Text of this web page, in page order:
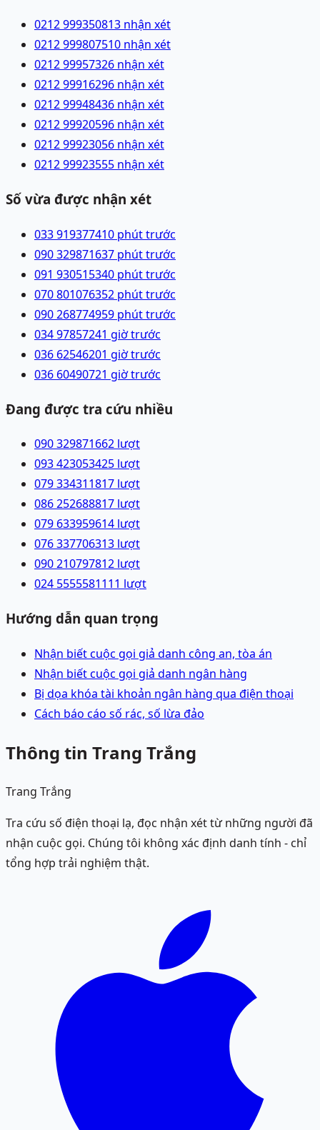
0212 999350813 nhận xét
0212 999807510 nhận xét
0212 99957326 nhận xét
0212 99916296 nhận xét
0212 99948436 nhận xét
0212 99920596 nhận xét
0212 99923056 nhận xét
0212 99923555 nhận xét
Số vừa được nhận xét
033 919377410 phút trước
090 329871637 phút trước
091 930515340 phút trước
070 801076352 phút trước
090 268774959 phút trước
034 97857241 giờ trước
036 62546201 giờ trước
036 60490721 giờ trước
Đang được tra cứu nhiều
090 329871662 lượt
093 423053425 lượt
079 334311817 lượt
086 252688817 lượt
079 633959614 lượt
076 337706313 lượt
090 210797812 lượt
024 5555581111 lượt
Hướng dẫn quan trọng
Nhận biết cuộc gọi giả danh công an, tòa án
Nhận biết cuộc gọi giả danh ngân hàng
Bị dọa khóa tài khoản ngân hàng qua điện thoại
Cách báo cáo số rác, số lừa đảo
Thông tin Trang Trắng
Trang Trắng
Tra cứu số điện thoại lạ, đọc nhận xét từ những người đã
nhận cuộc gọi. Chúng tôi không xác định danh tính - chỉ
tổng hợp trải nghiệm thật.